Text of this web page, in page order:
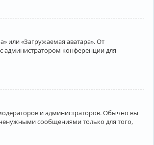
или «Загружаемая аватара». От
администратором конференции для
и администраторов. Обычно вы
сообщениями только для того,